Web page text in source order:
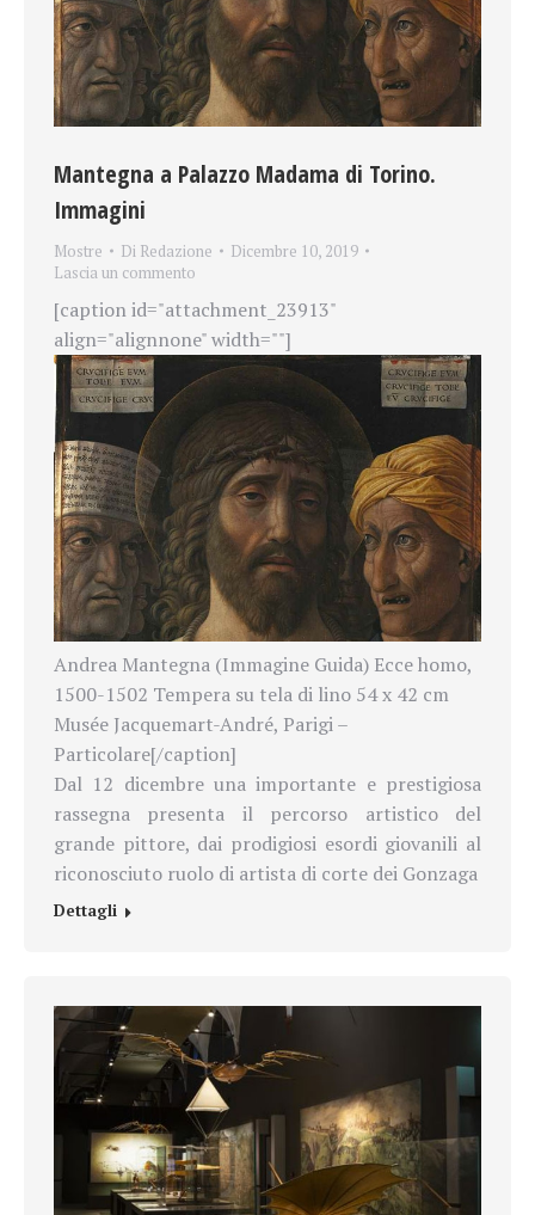
Mantegna a Palazzo Madama di Torino.
Immagini
Mostre Di Redazione
Dicembre 10, 2019
Lascia un commento
[caption id="attachment_23913"
align="alignnone" width=""]
Andrea Mantegna (Immagine Guida) Ecce homo,
1500-1502 Tempera su tela di lino 54 x 42 cm
Musée Jacquemart-André, Parigi –
Particolare[/caption]
Dal 12 dicembre una importante e prestigiosa
rassegna presenta il percorso artistico del
grande pittore, dai prodigiosi esordi giovanili al
riconosciuto ruolo di artista di corte dei Gonzaga
Dettagli